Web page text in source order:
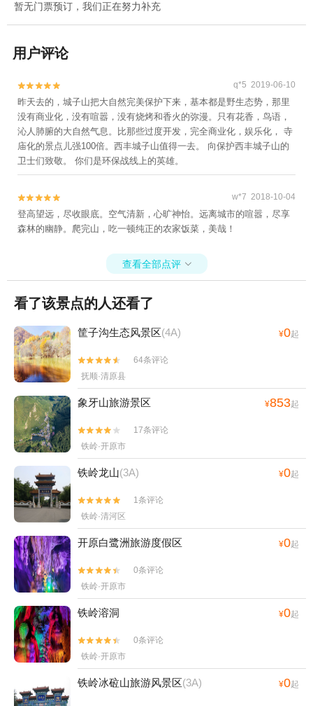
暂无门票预订，我们正在努力补充
用户评论

 q*5 2019-06-10
昨天去的，城子山把大自然完美保护下来，基本都是野生态势，那里
没有商业化，没有喧嚣，没有烧烤和香火的弥漫。只有花香，鸟语，
沁人肺腑的大自然气息。比那些过度开发，完全商业化，娱乐化， 寺
庙化的景点儿强100倍。西丰城子山值得一去。 向保护西丰城子山的
卫士们致敬。 你们是环保战线上的英雄。

 w*7 2018-10-04
登高望远，尽收眼底。空气清新，心旷神怡。远离城市的喧嚣，尽享
森林的幽静。爬完山，吃一顿纯正的农家饭菜，美哉！
查看全部点评 
看了该景点的人还看了
筐子沟生态风景区(4A) ¥0起


64条评论
抚顺·清原县
象牙山旅游景区 ¥853起


17条评论
铁岭·开原市
铁岭龙山(3A) ¥0起


1条评论
铁岭·清河区
开原白鹭洲旅游度假区 ¥0起


0条评论
铁岭·开原市
铁岭溶洞 ¥0起


0条评论
铁岭·开原市
铁岭冰砬山旅游风景区(3A) ¥0起